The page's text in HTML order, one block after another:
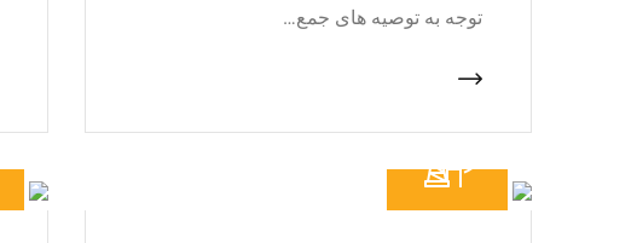
توجه به توصیه های جمع…